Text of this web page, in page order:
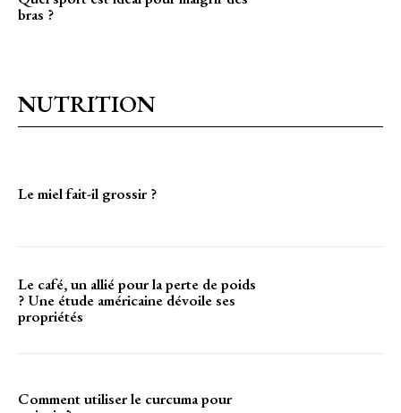
bras ?
NUTRITION
Le miel fait-il grossir ?
Le café, un allié pour la perte de poids
? Une étude américaine dévoile ses
propriétés
Comment utiliser le curcuma pour